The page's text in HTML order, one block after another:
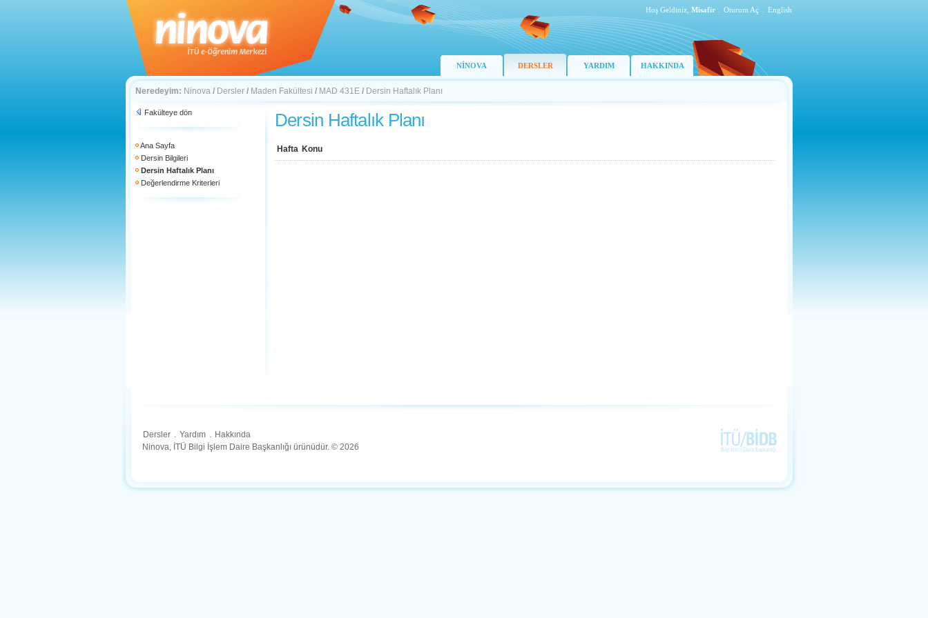
Hoş Geldiniz, Misafir Oturum Aç English
NİNOVA DERSLER YARDIM HAKKINDA
Neredeyim: Ninova / Dersler / Maden Fakültesi / MAD 431E / Dersin Haftalık Planı
Fakülteye dön
Ana Sayfa
Dersin Bilgileri
Dersin Haftalık Planı
Değerlendirme Kriterleri
Dersin Haftalık Planı
Hafta Konu
Dersler . Yardım . Hakkında
Ninova, İTÜ Bilgi İşlem Daire Başkanlığı ürünüdür. © 2026